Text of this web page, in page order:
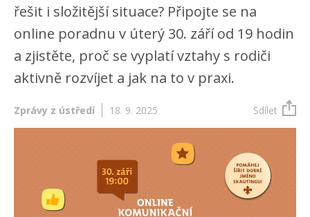
řešit i složitější situace? Připojte se na
online poradnu v úterý 30. září od 19 hodin
a zjistěte, proč se vyplatí vztahy s rodiči
aktivně rozvíjet a jak na to v praxi.
Zprávy z ústředí 18. 9. 2025 Sdílet